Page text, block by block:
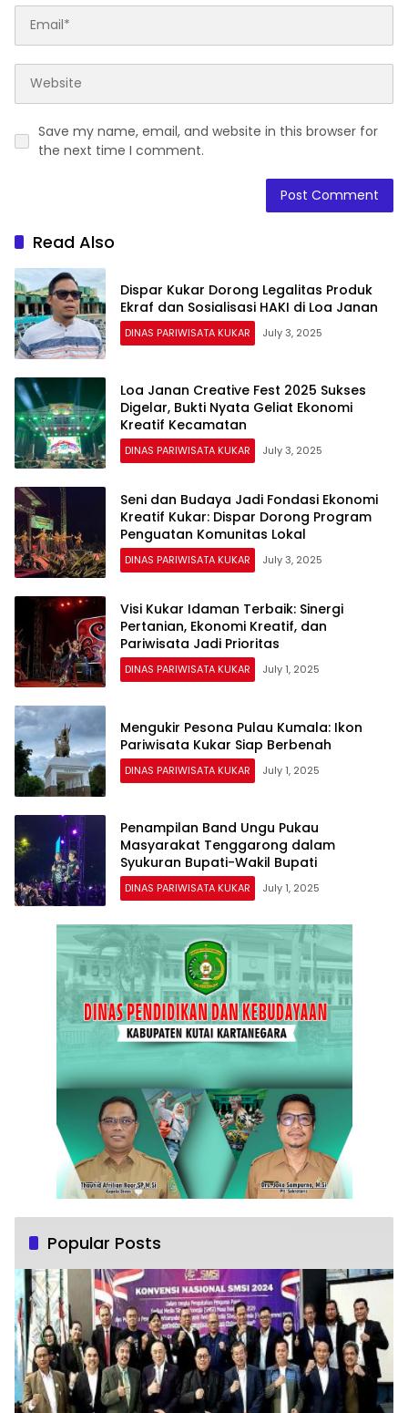
Save my name, email, and website in this browser for
the next time I comment.
Read Also
Dispar Kukar Dorong Legalitas Produk
Ekraf dan Sosialisasi HAKI di Loa Janan
DINAS PARIWISATA KUKAR July 3, 2025
Loa Janan Creative Fest 2025 Sukses
Digelar, Bukti Nyata Geliat Ekonomi
Kreatif Kecamatan
DINAS PARIWISATA KUKAR July 3, 2025
Seni dan Budaya Jadi Fondasi Ekonomi
Kreatif Kukar: Dispar Dorong Program
Penguatan Komunitas Lokal
DINAS PARIWISATA KUKAR July 3, 2025
Visi Kukar Idaman Terbaik: Sinergi
Pertanian, Ekonomi Kreatif, dan
Pariwisata Jadi Prioritas
DINAS PARIWISATA KUKAR July 1, 2025
Mengukir Pesona Pulau Kumala: Ikon
Pariwisata Kukar Siap Berbenah
DINAS PARIWISATA KUKAR July 1, 2025
Penampilan Band Ungu Pukau
Masyarakat Tenggarong dalam
Syukuran Bupati-Wakil Bupati
DINAS PARIWISATA KUKAR July 1, 2025
Popular Posts